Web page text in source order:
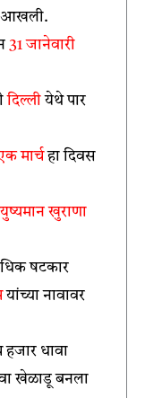
आखली.
31 जानेवारी
दिल्लीयेथे पार
मार्चहा दिवस
खुराणा
षटकार
यांच्या नावावर
हजार धावा
खेळाडू बनला